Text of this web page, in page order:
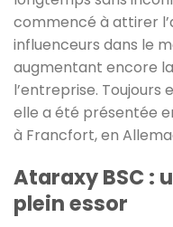
commencé à attirer
influenceurs dans le
augmentant encore
l’entreprise.
elle a été présentée
à Francfort, en
Ataraxy BSC :
plein essor